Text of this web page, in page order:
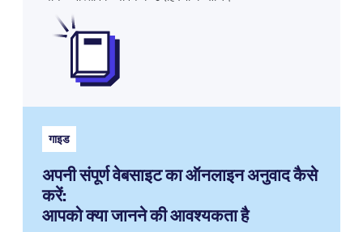
गाइड
अपनी संपूर्ण वेबसाइट का ऑनलाइन अनुवाद कैसे
करें:
आपको क्या जानने की आवश्यकता है